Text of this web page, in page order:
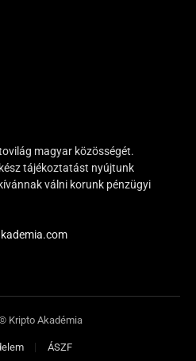
magyar közösségét.
tájékoztatást nyújtunk
válni korunk pénzügyi
Kripto Akadémia
ÁSZF